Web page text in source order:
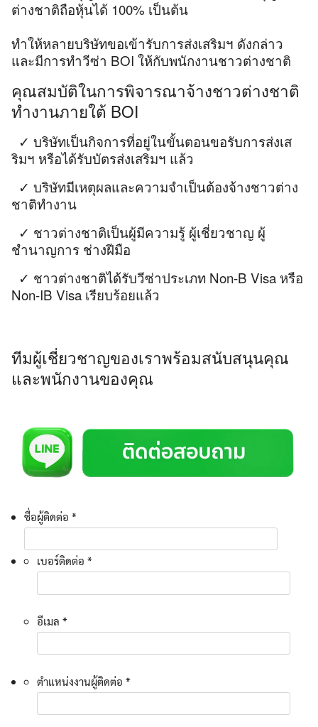
ต่างชาติถือหุ้นได้ 100% เป็นต้น
ทำให้หลายบริษัทขอเข้ารับการส่งเสริมฯ ดังกล่าว
และมีการทำวีซ่า BOI ให้กับพนักงานชาวต่างชาติ
คุณสมบัติในการพิจารณาจ้างชาวต่างชาติ
ทำงานภายใต้ BOI
✓ บริษัทเป็นกิจการที่อยู่ในขั้นตอนขอรับการส่งเส
ริมฯ หรือได้รับบัตรส่งเสริมฯ แล้ว
✓ บริษัทมีเหตุผลและความจำเป็นต้องจ้างชาวต่าง
ชาติทำงาน
✓ ชาวต่างชาติเป็นผู้มีความรู้ ผู้เชี่ยวชาญ ผู้
ชำนาญการ ช่างฝีมือ
✓ ชาวต่างชาติได้รับวีซ่าประเภท Non-B Visa หรือ
Non-IB Visa เรียบร้อยแล้ว
ทีมผู้เชี่ยวชาญของเราพร้อมสนับสนุนคุณ
และพนักงานของคุณ
ชื่อผู้ติดต่อ *
เบอร์ติดต่อ *
อีเมล *
ตำแหน่งงานผู้ติดต่อ *